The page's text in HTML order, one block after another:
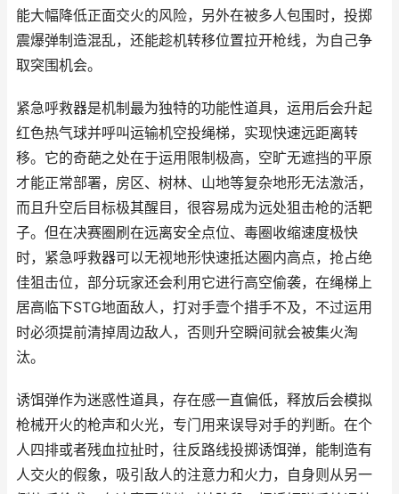
能大幅降低正面交火的风险，另外在被多人包围时，投掷
震爆弹制造混乱，还能趁机转移位置拉开枪线，为自己争
取突围机会。
紧急呼救器是机制最为独特的功能性道具，运用后会升起
红色热气球并呼叫运输机空投绳梯，实现快速远距离转
移。它的奇葩之处在于运用限制极高，空旷无遮挡的平原
才能正常部署，房区、树林、山地等复杂地形无法激活，
而且升空后目标极其醒目，很容易成为远处狙击枪的活靶
子。但在决赛圈刷在远离安全点位、毒圈收缩速度极快
时，紧急呼救器可以无视地形快速抵达圈内高点，抢占绝
佳狙击位，部分玩家还会利用它进行高空偷袭，在绳梯上
居高临下STG地面敌人，打对手壹个措手不及，不过运用
时必须提前清掉周边敌人，否则升空瞬间就会被集火淘
汰。
诱饵弹作为迷惑性道具，存在感一直偏低，释放后会模拟
枪械开火的枪声和火光，专门用来误导对手的判断。在个
人四排或者残血拉扯时，往反路线投掷诱饵弹，能制造有
人交火的假象，吸引敌人的注意力和火力，自身则从另一